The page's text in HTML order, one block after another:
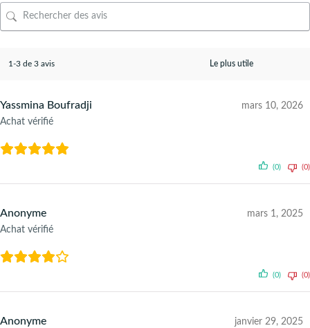
1-3 de 3 avis
Yassmina Boufradji
Achat vérifié
mars 10, 2026
(0) (0)
Anonyme
Achat vérifié
mars 1, 2025
(0) (0)
Anonyme janvier 29, 2025